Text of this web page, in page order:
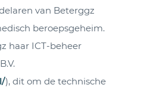
van Beterggz
beroepsgeheim.
haar ICT-beheer
), dit om de technische